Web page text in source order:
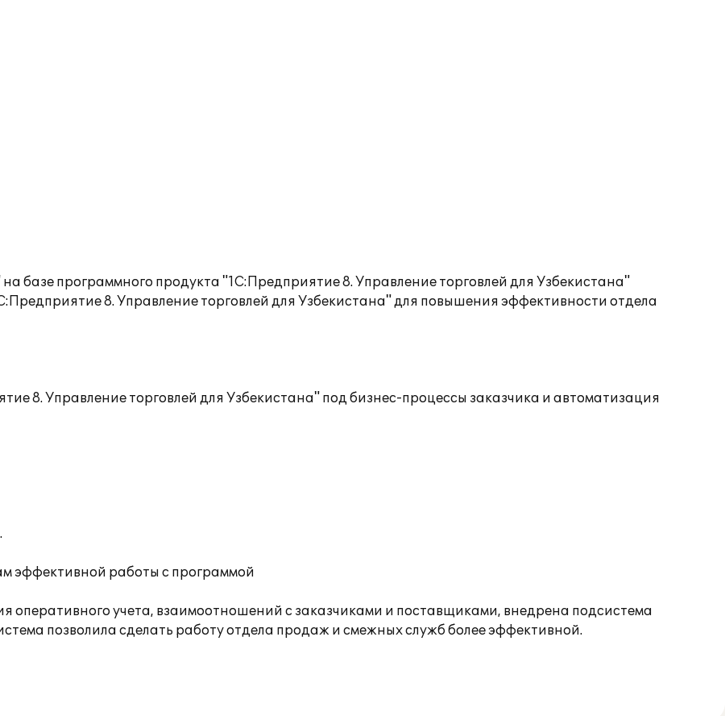
базе программного продукта "1С:Предприятие 8. Управление торговлей для Узбекистана"
8. Управление торговлей для Узбекистана" для повышения эффективности отдела
8. Управление торговлей для Узбекистана" под бизнес-процессы заказчика и автоматизация
эффективной работы с программой
учета, взаимоотношений с заказчиками и поставщиками, внедрена подсистема
позволила сделать работу отдела продаж и смежных служб более эффективной.